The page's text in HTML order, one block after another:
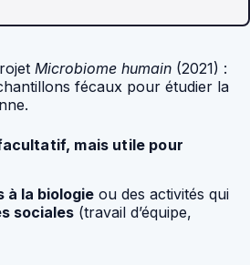
Microbiome humain (2021) :
fécaux pour étudier la
mais utile pour
à la biologie ou des activités qui
sociales (travail d’équipe,